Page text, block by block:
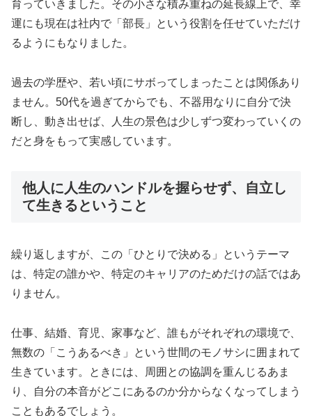
育っていきました。その小さな積み重ねの延長線上で、幸
運にも現在は社内で「部長」という役割を任せていただけ
るようにもなりました。
過去の学歴や、若い頃にサボってしまったことは関係あり
ません。50代を過ぎてからでも、不器用なりに自分で決
断し、動き出せば、人生の景色は少しずつ変わっていくの
だと身をもって実感しています。
他人に人生のハンドルを握らせず、自立し
て生きるということ
繰り返しますが、この「ひとりで決める」というテーマ
は、特定の誰かや、特定のキャリアのためだけの話ではあ
りません。
仕事、結婚、育児、家事など、誰もがそれぞれの環境で、
無数の「こうあるべき」という世間のモノサシに囲まれて
生きています。ときには、周囲との協調を重んじるあま
り、自分の本音がどこにあるのか分からなくなってしまう
こともあるでしょう。